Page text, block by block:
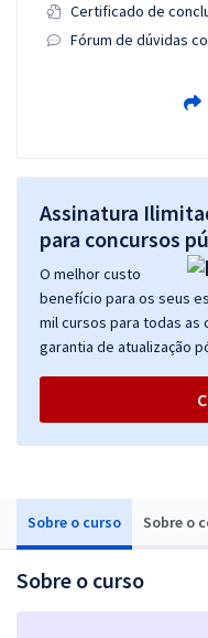
Sobre o curso Sobre o
Sobre o curso
Certificado de
Fórum de dúvidas
Assinatura
para concursos
O melhor custo
benefício para os seus
mil cursos para todas
garantia de atualização